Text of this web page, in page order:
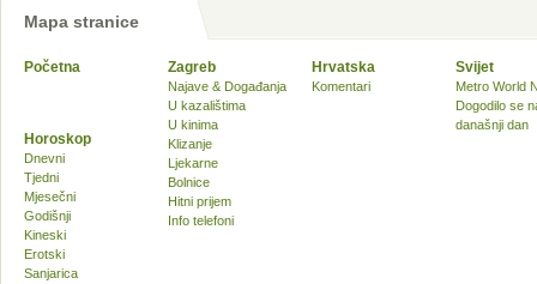
Mapa stranice
Početna Zagreb
Najave & Događanja
U kazalištima
U kinima
Klizanje
Ljekarne
Bolnice
Hitni prijem
Info telefoni
Hrvatska
Komentari
Svijet
Metro World
Dogodilo se
današnji dan
Horoskop
Dnevni
Tjedni
Mjesečni
Godišnji
Kineski
Erotski
Sanjarica